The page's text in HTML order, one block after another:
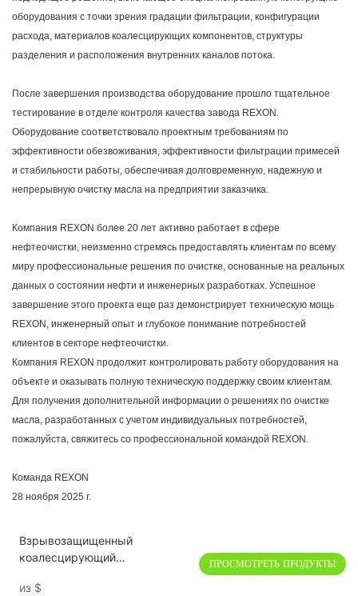
оборудования с точки зрения градации фильтрации, конфигурации
расхода, материалов коалесцирующих компонентов, структуры
разделения и расположения внутренних каналов потока.
После завершения производства оборудование прошло тщательное
тестирование в отделе контроля качества завода REXON.
Оборудование соответствовало проектным требованиям по
эффективности обезвоживания, эффективности фильтрации примесей
и стабильности работы, обеспечивая долговременную, надежную и
непрерывную очистку масла на предприятии заказчика.
Компания REXON более 20 лет активно работает в сфере
нефтеочистки, неизменно стремясь предоставлять клиентам по всему
миру профессиональные решения по очистке, основанные на реальных
данных о состоянии нефти и инженерных разработках. Успешное
завершение этого проекта еще раз демонстрирует техническую мощь
REXON, инженерный опыт и глубокое понимание потребностей
клиентов в секторе нефтеочистки.
Компания REXON продолжит контролировать работу оборудования на
объекте и оказывать полную техническую поддержку своим клиентам.
Для получения дополнительной информации о решениях по очистке
масла, разработанных с учетом индивидуальных потребностей,
пожалуйста, свяжитесь со профессиональной командой REXON.
Команда REXON
28 ноября 2025 г.
Взрывозащищенный
коалесцирующий
масляной очистки TYB-100
из $
ПРОСМОТРЕТЬ ПРОДУКТЫ